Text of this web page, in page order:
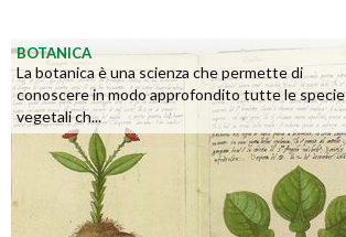
BOTANICA
La botanica è una scienza che permette di
conoscere in modo approfondito tutte le specie
vegetali ch...